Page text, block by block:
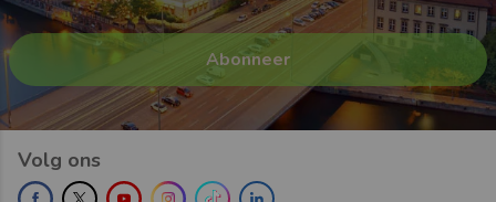
Volg ons